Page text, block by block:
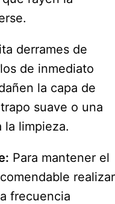
derrames de
de inmediato
la capa de
suave o una
la limpieza.
Para mantener el
realizar
frecuencia